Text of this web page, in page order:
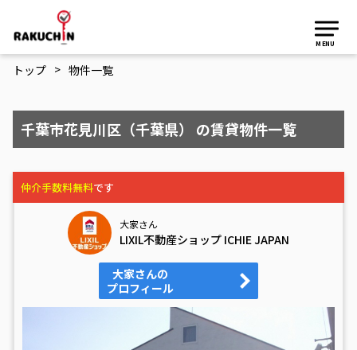
MENU
トップ > 物件一覧
千葉市花見川区（千葉県） の賃貸物件一覧
仲介手数料無料です
大家さん
LIXIL不動産ショップ ICHIE JAPAN
大家さんの
プロフィール